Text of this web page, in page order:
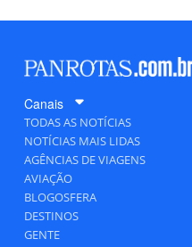
Canais
TODAS AS NOTÍCIAS
NOTÍCIAS MAIS LIDAS
AGÊNCIAS DE VIAGENS
AVIAÇÃO
BLOGOSFERA
DESTINOS
GENTE